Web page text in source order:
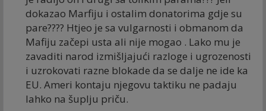
dokazao Marfiju i ostalim donatorima gdje su
pare???? Htjeo je sa vulgarnosti i obmanom da
Mafiju začepi usta ali nije mogao . Lako mu je
zavaditi narod izmišljajući razloge i ugrozenosti
i uzrokovati razne blokade da se dalje ne ide ka
EU. Ameri kontaju njegovu taktiku ne padaju
lahko na šuplju priču.